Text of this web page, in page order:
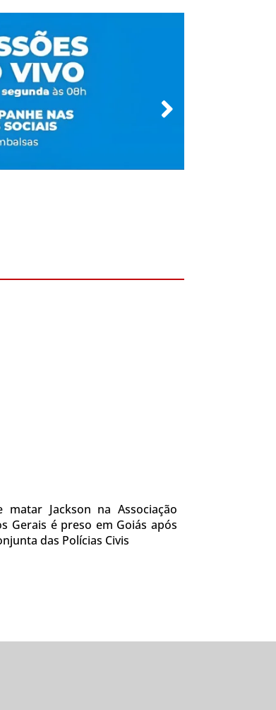
matar Jackson na Associação
Gerais é preso em Goiás após
das Polícias Civis